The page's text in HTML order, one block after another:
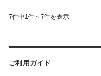
7件中1件～7件を表示
ご利用ガイド